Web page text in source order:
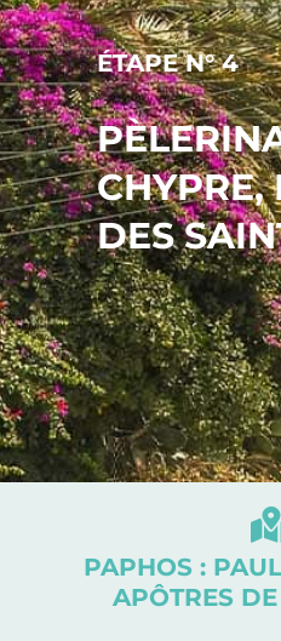
ÉTAPE N° 4
CHYPRE,
DES
PAPHOS :
APÔTRES DE